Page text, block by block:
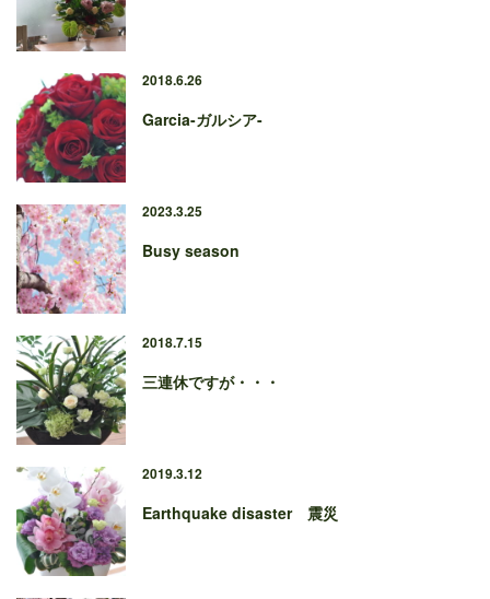
2018.6.26
Garcia-ガルシア-
2023.3.25
Busy season
2018.7.15
三連休ですが・・・
2019.3.12
Earthquake disaster 震災